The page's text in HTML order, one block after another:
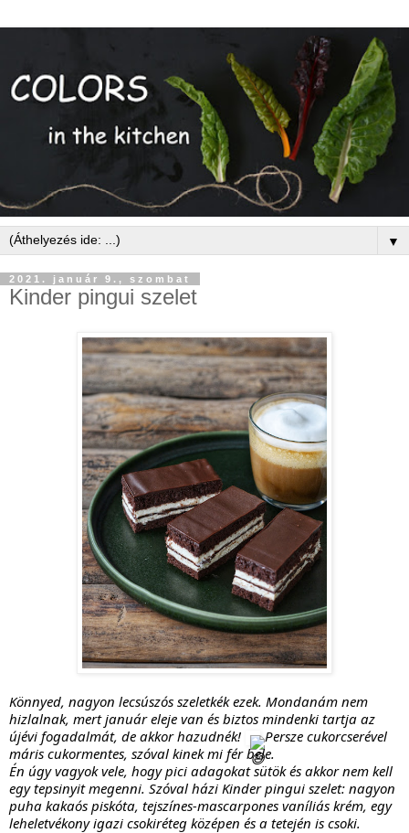
▼
2021. január 9., szombat
Kinder pingui szelet
Könnyed, nagyon lecsúszós szeletkék ezek. Mondanám nem
hizlalnak, mert január eleje van és biztos mindenki tartja az
újévi fogadalmát, de akkor hazudnék!
Persze cukorcserével
máris cukormentes, szóval kinek mi fér bele.
Én úgy vagyok vele, hogy pici adagokat sütök és akkor nem kell
egy tepsinyit megenni. Szóval házi Kinder pingui szelet: nagyon
puha kakaós piskóta, tejszínes-mascarpones vaníliás krém, egy
leheletvékony igazi csokiréteg középen és a tetején is csoki.